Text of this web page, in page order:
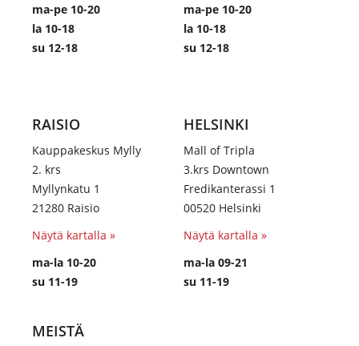
ma-pe 10-20
la 10-18
su 12-18
ma-pe 10-20
la 10-18
su 12-18
RAISIO
Kauppakeskus Mylly
2. krs
Myllynkatu 1
21280 Raisio
Näytä kartalla »
ma-la 10-20
su 11-19
HELSINKI
Mall of Tripla
3.krs Downtown
Fredikanterassi 1
00520 Helsinki
Näytä kartalla »
ma-la 09-21
su 11-19
MEISTÄ